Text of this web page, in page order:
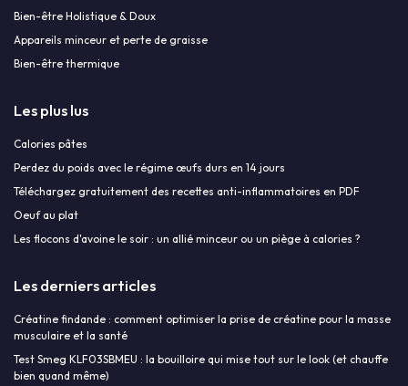
Bien-être Holistique & Doux
Appareils minceur et perte de graisse
Bien-être thermique
Les plus lus
Calories pâtes
Perdez du poids avec le régime œufs durs en 14 jours
Téléchargez gratuitement des recettes anti-inflammatoires en PDF
Oeuf au plat
Les flocons d'avoine le soir : un allié minceur ou un piège à calories ?
Les derniers articles
Créatine findande : comment optimiser la prise de créatine pour la masse
musculaire et la santé
Test Smeg KLF03SBMEU : la bouilloire qui mise tout sur le look (et chauffe
bien quand même)